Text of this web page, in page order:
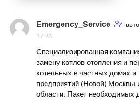
Emergency_Service
17:26
Специализированная
замену котлов отопления и
котельных в частных домах и
предприятий (Новой) Москвы
области. Пакет необходимых